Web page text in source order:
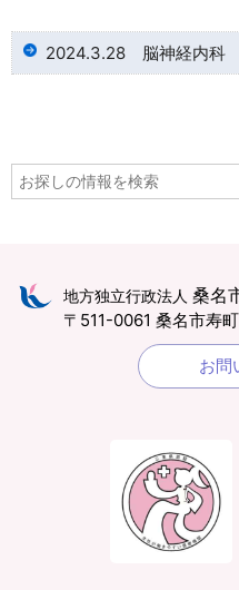
2024.3.28 脳神経内科
地方独立行政法人 桑名
〒511-0061 桑名市寿
お問